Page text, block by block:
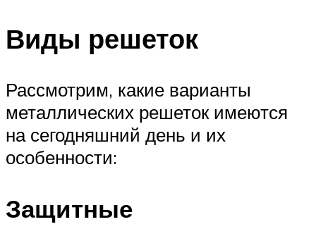
Виды решеток
Рассмотрим, какие варианты
металлических решеток имеются
на сегодняшний день и их
особенности:
Защитные